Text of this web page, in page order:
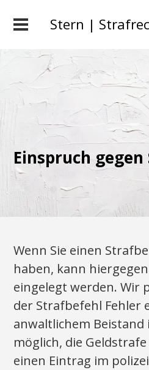
Stern |
Einspruch
Wenn Sie einen
haben, kann
eingelegt werden. Wir
der Strafbefehl Fehler
anwaltlichem Beistand
möglich, die
einen Eintrag im